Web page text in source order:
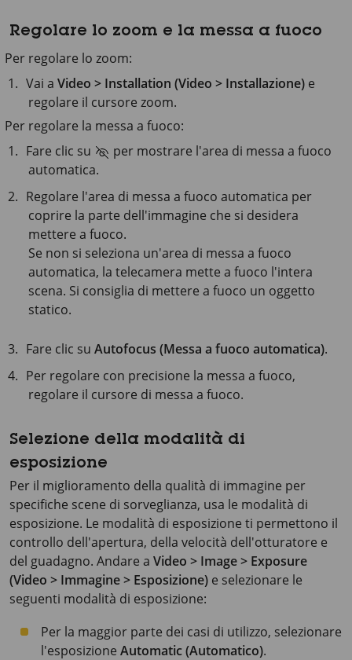
Regolare lo zoom e la messa a fuoco
Per regolare lo zoom:
Vai aVideo > Installation (Video > Installazione) e
regolare il cursore zoom.
Per regolare la messa a fuoco:
Fare clic su
per mostrare l'area di messa a fuoco
automatica.
Regolare l'area di messa a fuoco automatica per
coprire la parte dell'immagine che si desidera
mettere a fuoco.
Se non si seleziona un'area di messa a fuoco
automatica, la telecamera mette a fuoco l'intera
scena. Si consiglia di mettere a fuoco un oggetto
statico.
Fare clic suAutofocus (Messa a fuoco automatica).
Per regolare con precisione la messa a fuoco,
regolare il cursore di messa a fuoco.
Selezione della modalità di
esposizione
Per il miglioramento della qualità di immagine per
specifiche scene di sorveglianza, usa le modalità di
esposizione. Le modalità di esposizione ti permettono il
controllo dell'apertura, della velocità dell'otturatore e
del guadagno. Andare a Video > Image > Exposure
(Video > Immagine > Esposizione) e selezionare le
seguenti modalità di esposizione:
Per la maggior parte dei casi di utilizzo, selezionare
l'esposizione Automatic (Automatico).